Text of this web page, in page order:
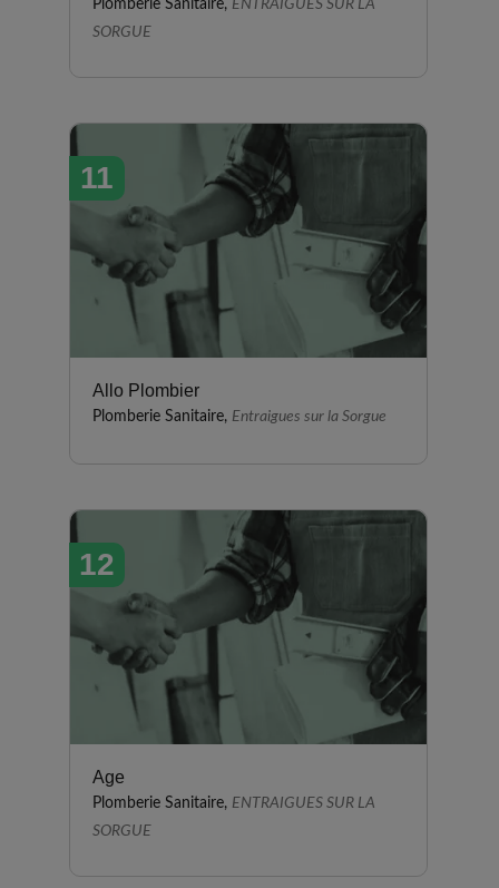
Plomberie Sanitaire, ENTRAIGUES SUR LA
SORGUE
11
Allo Plombier
Plomberie Sanitaire, Entraigues sur la Sorgue
12
Age
Plomberie Sanitaire, ENTRAIGUES SUR LA
SORGUE